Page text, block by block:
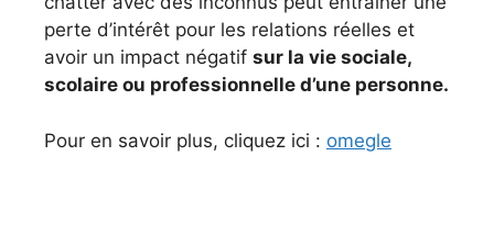
perte d’intérêt pour les relations réelles et
avoir un impact négatif sur la vie sociale,
scolaire ou professionnelle d’une personne.
Pour en savoir plus, cliquez ici : omegle